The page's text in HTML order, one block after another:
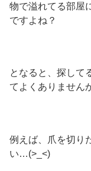
物で溢れてる部屋
ですよね？
となると、探して
てよくありません
例えば、爪を切り
い…(>_<)